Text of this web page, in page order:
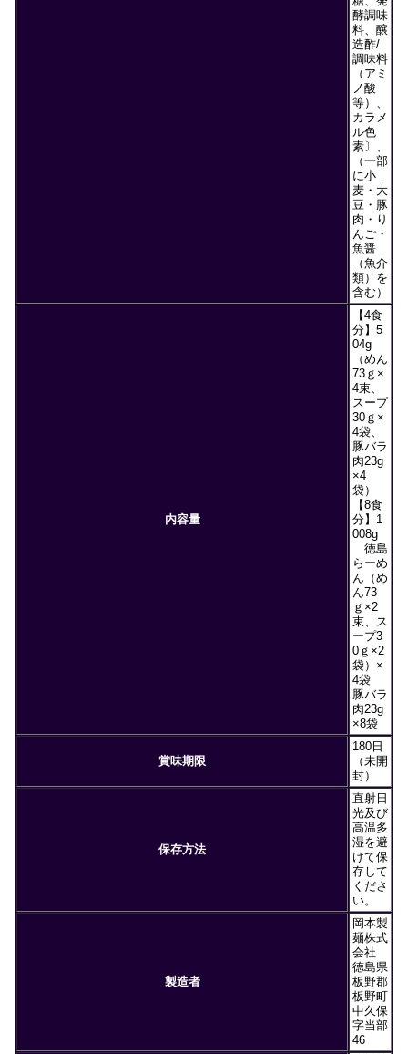
酵調味
料、醸
造酢/
調味料
（アミ
ノ酸
等）、
カラメ
ル色
素〕、
（一部
に小
麦・大
豆・豚
肉・り
んご・
魚醤
（魚介
類）を
含む）
内容量
【4食
分】5
04g
（めん
73ｇ×
4束、
スープ
30ｇ×
4袋、
豚バラ
肉23g
×4
袋）
【8食
分】1
008g
徳島
らーめ
ん（め
ん73
ｇ×2
束、ス
ープ3
0ｇ×2
袋）×
4袋
豚バラ
肉23g
×8袋
賞味期限
180日
（未開
封）
保存方法
直射日
光及び
高温多
湿を避
けて保
存して
くださ
い。
製造者
岡本製
麺株式
会社
徳島県
板野郡
板野町
中久保
字当部
46